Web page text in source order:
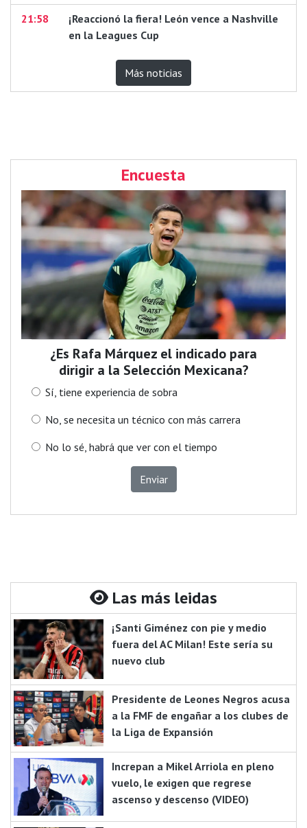
21:58
¡Reaccionó la fiera! León vence a Nashville
en la Leagues Cup
Más noticias
Encuesta
¿Es Rafa Márquez el indicado para
dirigir a la Selección Mexicana?
Sí, tiene experiencia de sobra
No, se necesita un técnico con más carrera
No lo sé, habrá que ver con el tiempo
Enviar
Las más leidas
¡Santi Giménez con pie y medio
fuera del AC Milan! Este sería su
nuevo club
Presidente de Leones Negros acusa
a la FMF de engañar a los clubes de
la Liga de Expansión
Increpan a Mikel Arriola en pleno
vuelo, le exigen que regrese
ascenso y descenso (VIDEO)